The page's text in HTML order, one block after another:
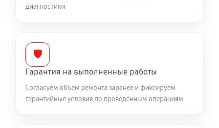
диагностики
🛡️
Гарантия на выполненные работы
Согласуем объём ремонта заранее и фиксируем
гарантийные условия по проведённым операциям